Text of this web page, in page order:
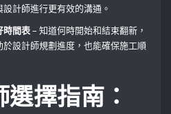
計師進行更有效的溝通。
時間表– 知道何時開始和結束翻新，
於設計師規劃進度，也能確保施工順
選擇指南：